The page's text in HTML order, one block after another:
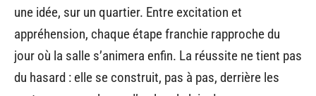
une idée, sur un quartier. Entre excitation et
appréhension, chaque étape franchie rapproche du
jour où la salle s’animera enfin. La réussite ne tient pas
du hasard : elle se construit, pas à pas, derrière les